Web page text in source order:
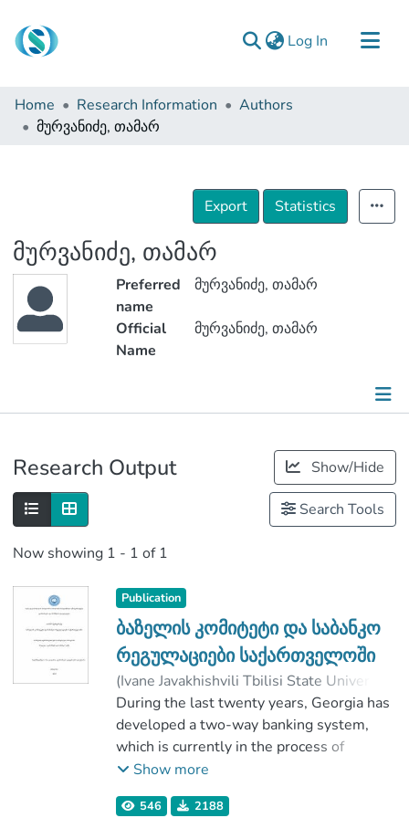
Log In (current)
Communities & Collections
Browse
Home Research Information
Authors
მურვანიძე, თამარ
Export Statistics
მურვანიძე, თამარ
Preferred
name
მურვანიძე, თამარ
Official
Name
მურვანიძე, თამარ
Research Output Show/Hide
Search Tools
Now showing 1 - 1 of 1
Publication
ბაზელის კომიტეტი და საბანკო
რეგულაციები საქართველოში
(Ivane Javakhishvili Tbilisi State University
2019)მურვანიძე, თამარ
;
გოგოხია, მაია
;
Faculty of Economics and Business
Ivane Javakhishvili Tbilisi State University
During the last twenty years, Georgia has
developed a two-way banking system,
which is currently in the process of
development. Accelerating the monetary
one of the main directions of stabilization
Show more
546 2188